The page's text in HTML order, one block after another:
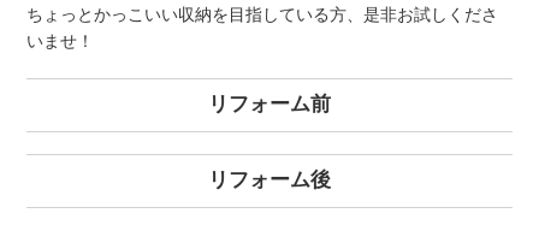
ちょっとかっこいい収納を目指している方、是非お試しくださ
いませ！
リフォーム前
リフォーム後